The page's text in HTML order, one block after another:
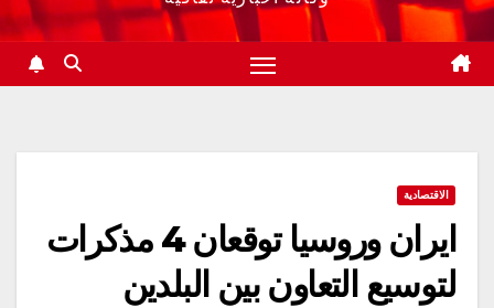
الاقتصادية
ايران وروسيا توقعان 4 مذكرات
لتوسيع التعاون بين البلدين